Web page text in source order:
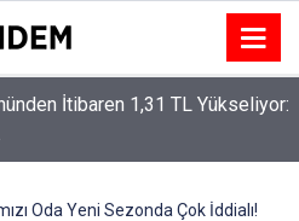
İtibaren 1,31 TL Yükseliyor:
Oda Yeni Sezonda Çok İddialı!